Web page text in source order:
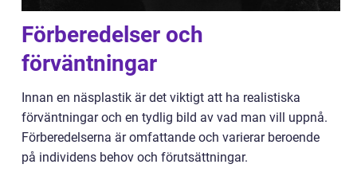
Förberedelser och
förväntningar
Innan en näsplastik är det viktigt att ha realistiska
förväntningar och en tydlig bild av vad man vill uppnå.
Förberedelserna är omfattande och varierar beroende
på individens behov och förutsättningar.